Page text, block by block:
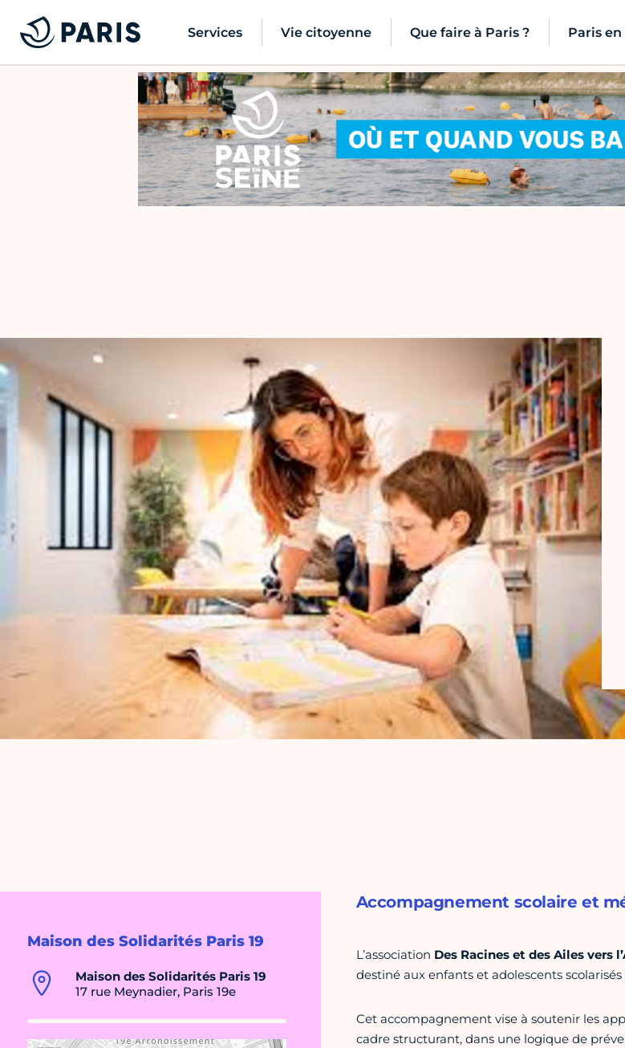
Services Vie citoyenne Que faire à Paris ? Paris en
Maison des Solidarités Paris 19
Maison des Solidarités Paris 19
17 rue Meynadier, Paris 19e
Accompagnement scolaire et
L’association Des Racines et des Ailes vers
destiné aux enfants et adolescents scolarisés
Cet accompagnement vise à soutenir les
cadre structurant, dans une logique de